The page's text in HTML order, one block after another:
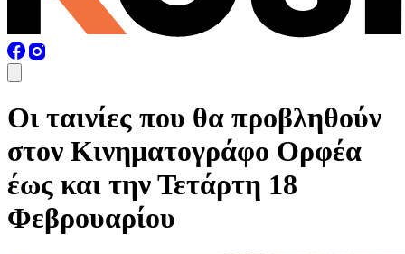
Οι ταινίες που θα προβληθούν
στον Κινηματογράφο Ορφέα
έως και την Τετάρτη 18
Φεβρουαρίου